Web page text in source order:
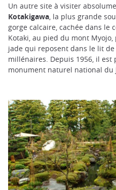
Un autre site à visiter
Kotakigawa , la plus grande
gorge calcaire, cachée dans le
Kotaki, au pied du mont
jade qui reposent dans le lit
millénaires. Depuis 1956, il est
monument naturel national du